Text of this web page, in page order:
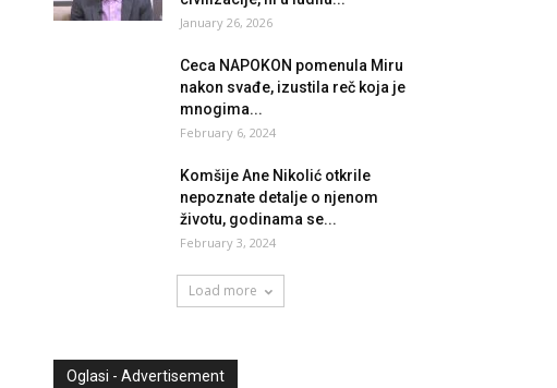
January 26, 2026
Ceca NAPOKON pomenula Miru
nakon svađe, izustila reč koja je
mnogima...
February 6, 2024
Komšije Ane Nikolić otkrile
nepoznate detalje o njenom
životu, godinama se...
February 3, 2024
Load more
Oglasi - Advertisement